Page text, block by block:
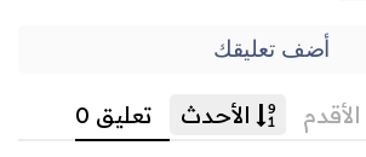
أضف تعليقك